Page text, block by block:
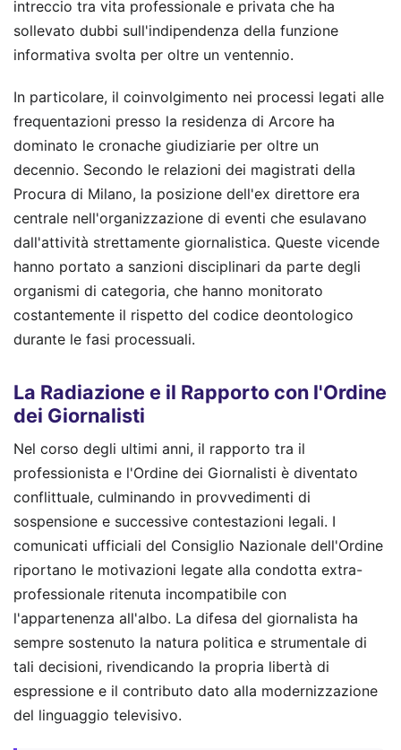
intreccio tra vita professionale e privata che ha
sollevato dubbi sull'indipendenza della funzione
informativa svolta per oltre un ventennio.
In particolare, il coinvolgimento nei processi legati alle
frequentazioni presso la residenza di Arcore ha
dominato le cronache giudiziarie per oltre un
decennio. Secondo le relazioni dei magistrati della
Procura di Milano, la posizione dell'ex direttore era
centrale nell'organizzazione di eventi che esulavano
dall'attività strettamente giornalistica. Queste vicende
hanno portato a sanzioni disciplinari da parte degli
organismi di categoria, che hanno monitorato
costantemente il rispetto del codice deontologico
durante le fasi processuali.
La Radiazione e il Rapporto con l'Ordine
dei Giornalisti
Nel corso degli ultimi anni, il rapporto tra il
professionista e l'Ordine dei Giornalisti è diventato
conflittuale, culminando in provvedimenti di
sospensione e successive contestazioni legali. I
comunicati ufficiali del Consiglio Nazionale dell'Ordine
riportano le motivazioni legate alla condotta extra-
professionale ritenuta incompatibile con
l'appartenenza all'albo. La difesa del giornalista ha
sempre sostenuto la natura politica e strumentale di
tali decisioni, rivendicando la propria libertà di
espressione e il contributo dato alla modernizzazione
del linguaggio televisivo.